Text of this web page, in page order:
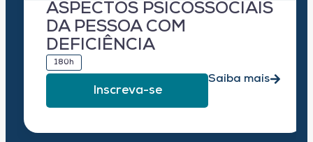
ASPECTOS PSICOSSOCIAIS
DA PESSOA COM
DEFICIÊNCIA
180h
Inscreva-se
Saiba mais